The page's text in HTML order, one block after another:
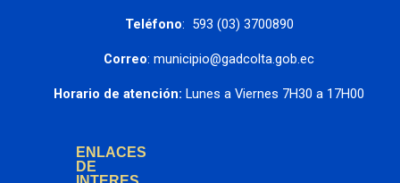
Teléfono:  593 (03) 3700890
Correo: municipio@gadcolta.gob.ec
Horario de atención: Lunes a Viernes 7H30 a 17H00
ENLACES
DE